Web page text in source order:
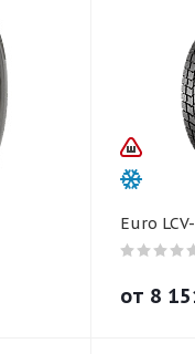
Euro
от 8